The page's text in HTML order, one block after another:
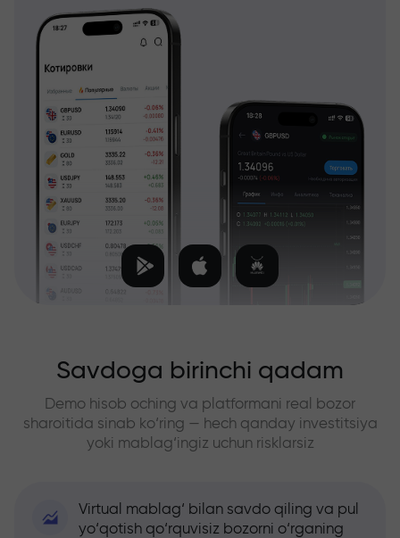
Savdoga birinchi qadam
Demo hisob oching va platformani real bozor
sharoitida sinab ko‘ring — hech qanday investitsiya
yoki mablag‘ingiz uchun risklarsiz
Virtual mablag‘ bilan savdo qiling va pul
yo‘qotish qo‘rquvisiz bozorni o‘rganing